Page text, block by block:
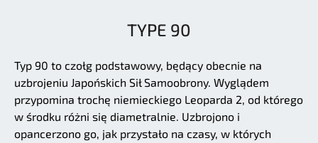
TYPE 90
Typ 90 to czołg podstawowy, będący obecnie na
uzbrojeniu Japońskich Sił Samoobrony. Wyglądem
przypomina trochę niemieckiego Leoparda 2, od którego
w środku różni się diametralnie. Uzbrojono i
opancerzono go, jak przystało na czasy, w których